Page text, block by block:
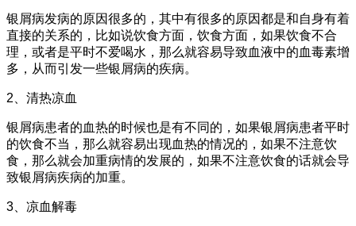
银屑病发病的原因很多的，其中有很多的原因都是和自身有着
直接的关系的，比如说饮食方面，饮食方面，如果饮食不合
理，或者是平时不爱喝水，那么就容易导致血液中的血毒素增
多，从而引发一些银屑病的疾病。
2、清热凉血
银屑病患者的血热的时候也是有不同的，如果银屑病患者平时
的饮食不当，那么就容易出现血热的情况的，如果不注意饮
食，那么就会加重病情的发展的，如果不注意饮食的话就会导
致银屑病疾病的加重。
3、凉血解毒